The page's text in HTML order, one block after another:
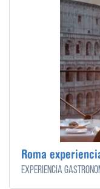
Roma